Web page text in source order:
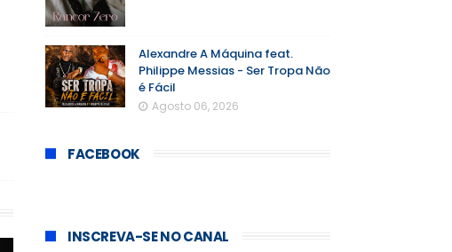
Alexandre A Máquina feat.
Philippe Messias - Ser Tropa Não
é Fácil
Agosto 06, 2026
FACEBOOK
INSCREVA-SE NO CANAL